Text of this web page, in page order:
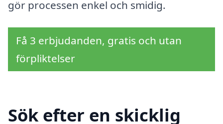
gör processen enkel och smidig.
Få 3 erbjudanden, gratis och utan
förpliktelser
Sök efter en skicklig